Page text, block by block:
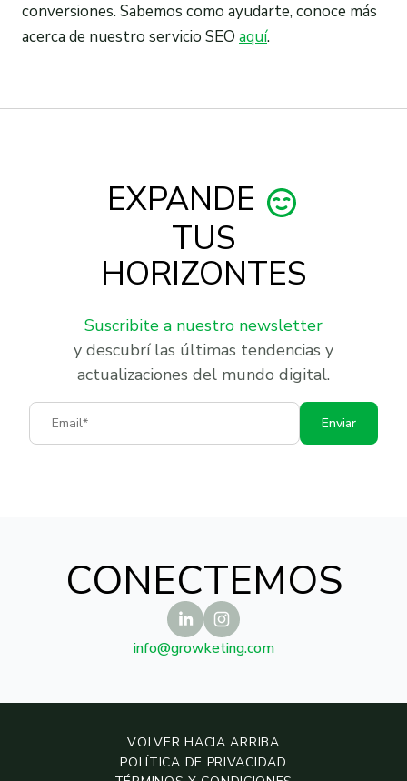
conversiones. Sabemos como ayudarte, conoce más
acerca de nuestro servicio SEO aquí.
EXPANDE
TUS
HORIZONTES
Suscribite a nuestro newsletter
y descubrí las últimas tendencias y
actualizaciones del mundo digital.
Email
Enviar
CONECTEMOS
info@growketing.com
VOLVER HACIA ARRIBA
POLÍTICA DE PRIVACIDAD